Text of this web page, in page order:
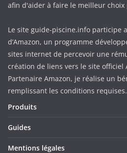
afin d'aider à faire le meilleur choix
Le site guide-piscine.info participe
d’Amazon, un programme
sites internet de percevoir une
création de liens vers le site officiel
Partenaire Amazon, je réalise un
remplissant les conditions requises.
Produits
Guides
Mentions légales